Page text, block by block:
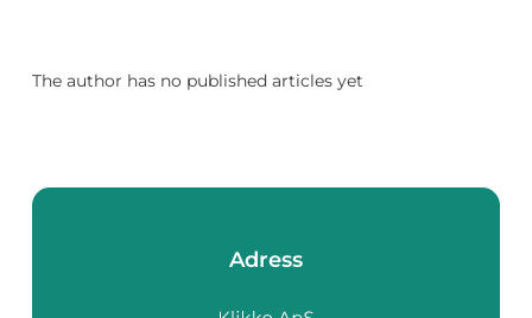
The author has no published articles yet
Adress